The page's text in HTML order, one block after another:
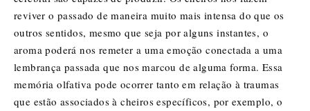
reviver o passado de maneira muito mais intensa do que os
outros sentidos, mesmo que seja por alguns instantes, o
aroma poderá nos remeter a uma emoção conectada a uma
lembrança passada que nos marcou de alguma forma. Essa
memória olfativa pode ocorrer tanto em relação à traumas
que estão associados à cheiros específicos, por exemplo, o